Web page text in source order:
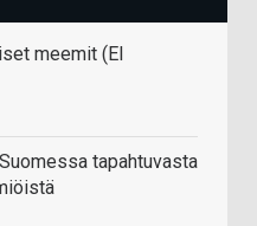
meemit (EI
tapahtuvasta